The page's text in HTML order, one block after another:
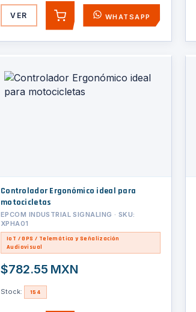
VER AGREGARWHATSAPP
Controlador Ergonómico ideal para
motocicletas
EPCOM INDUSTRIAL SIGNALING · SKU:
XPHA01
IoT / GPS / Telemática y Señalización
Audiovisual
$782.55 MXN
Stock: 154